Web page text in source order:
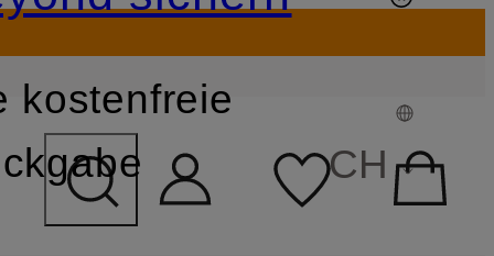
ÜBERSPRINGEN
kostenfreie
CH